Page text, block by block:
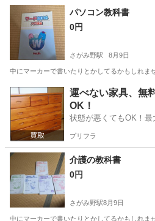
神奈川 横浜市 希望者
パソコン教科書
0円
さがみ野駅 8月9日
中にマーカーで書いたりとかしてるかもしれま
神奈川 綾瀬市 さがみ野駅 本/
運べない家具、無
OK！
状態が悪くてもOK！最
プリフラ
介護の教科書
0円
さがみ野駅8月9日
中にマーカーで書いたりとかしてるかもしれま